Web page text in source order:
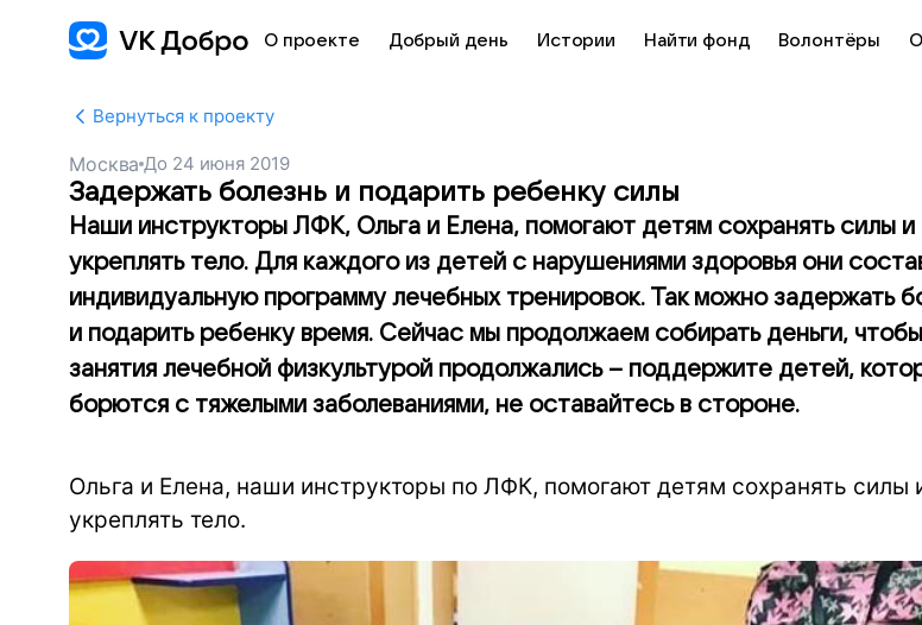
О проекте Добрый день Истории Найти фонд Волонтёры
Вернуться к проекту
Москва До 24 июня 2019
Задержать болезнь и подарить ребенку силы
Наши инструкторы ЛФК, Ольга и Елена, помогают детям сохранять силы и
укреплять тело. Для каждого из детей с нарушениями здоровья они
индивидуальную программу лечебных тренировок. Так можно задержать
и подарить ребенку время. Сейчас мы продолжаем собирать деньги, чтобы
занятия лечебной физкультурой продолжались – поддержите детей,
борются с тяжелыми заболеваниями, не оставайтесь в стороне.
Ольга и Елена, наши инструкторы по ЛФК, помогают детям сохранять силы
укреплять тело.